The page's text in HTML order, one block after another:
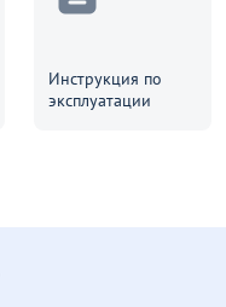
Инструкция по
эксплуатации